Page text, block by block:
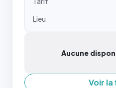
Lieu
Aucune
Voir la